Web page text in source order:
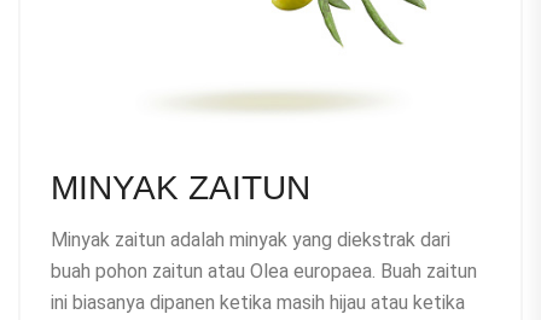
MINYAK ZAITUN
Minyak zaitun adalah minyak yang diekstrak dari
buah pohon zaitun atau Olea europaea. Buah zaitun
ini biasanya dipanen ketika masih hijau atau ketika